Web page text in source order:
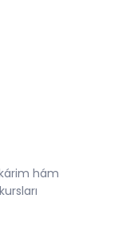
hám